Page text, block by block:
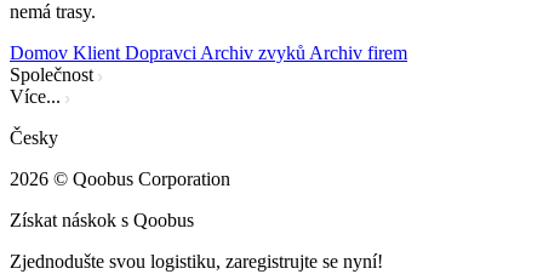
nemá trasy.
Domov Klient Dopravci Archiv zvyků Archiv firem
Společnost
Více...
Česky
2026 © Qoobus Corporation
Získat náskok s Qoobus
Zjednodušte svou logistiku, zaregistrujte se nyní!